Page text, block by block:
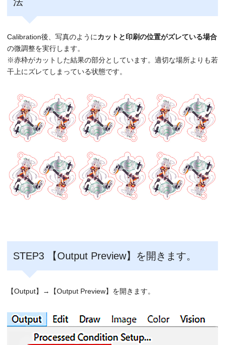
Calibration後、写真のようにカットと印刷の位置がズレている場合
の微調整を実行します。
※赤枠がカットした結果の部分としています。適切な場所よりも若
干上にズレてしまっている状態です。
STEP3 【Output Preview】を開きます。
【Output】→【Output Preview】を開きます。